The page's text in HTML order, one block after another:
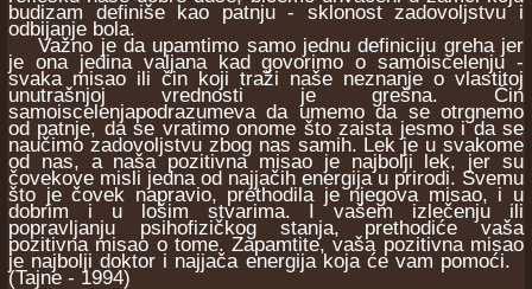
budizam definiše kao patnju - sklonost zadovoljstvu i
odbijanje bola.
Važno je da upamtimo samo jednu definiciju greha jer
je ona jedina valjana kad govorimo o samoiscelenju -
svaka misao ili čin koji traži naše neznanje o vlastitoj
unutrašnjoj vrednosti je grešna. Čin
samoiscelenjapodrazumeva da umemo da se otrgnemo
od patnje, da se vratimo onome što zaista jesmo i da se
naučimo zadovoljstvu zbog nas samih. Lek je u svakome
od nas, a naša pozitivna misao je najbolji lek, jer su
čovekove misli jedna od najjačih energija u prirodi. Svemu
što je čovek napravio, prethodila je njegova misao, i u
dobrim i u lošim stvarima. I vašem izlečenju ili
popravljanju psihofizičkog stanja, prethodiće vaša
pozitivna misao o tome. Zapamtite, vaša pozitivna misao
je najbolji doktor i najjača energija koja će vam pomoći.
(Tajne - 1994)